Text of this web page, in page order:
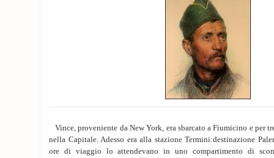
Vince, proveniente da New York, era sbarcato a Fiumicino e per
nella Capitale. Adesso era alla stazione Termini:destinazione
ore di viaggio lo attendevano in uno compartimento di